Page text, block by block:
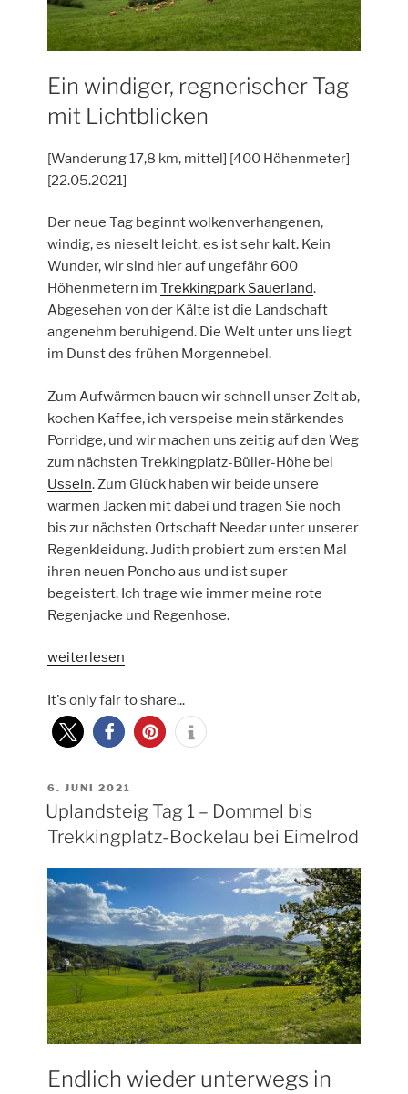
Ein windiger, regnerischer Tag
mit Lichtblicken
[Wanderung 17,8 km, mittel] [400 Höhenmeter]
[22.05.2021]
Der neue Tag beginnt wolkenverhangenen,
windig, es nieselt leicht, es ist sehr kalt. Kein
Wunder, wir sind hier auf ungefähr 600
Höhenmetern imTrekkingpark Sauerland.
Abgesehen von der Kälte ist die Landschaft
angenehm beruhigend. Die Welt unter uns liegt
im Dunst des frühen Morgennebel.
Zum Aufwärmen bauen wir schnell unser Zelt ab,
kochen Kaffee, ich verspeise mein stärkendes
Porridge, und wir machen uns zeitig auf den Weg
zum nächsten Trekkingplatz-Büller-Höhe bei
Usseln. Zum Glück haben wir beide unsere
warmen Jacken mit dabei und tragen Sie noch
bis zur nächsten Ortschaft Needar unter unserer
Regenkleidung. Judith probiert zum ersten Mal
ihren neuen Poncho aus und ist super
begeistert. Ich trage wie immer meine rote
Regenjacke und Regenhose.
„Uplandsteig
2
–
Eimelrod
Trekkingplatz-
Büller-
Höhe“
weiterlesen
It's only fair to share...
VERÖFFENTLICHT
AM
6. JUNI 2021
Uplandsteig Tag 1 – Dommel bis
Trekkingplatz-Bockelau bei Eimelrod
Endlich wieder unterwegs in